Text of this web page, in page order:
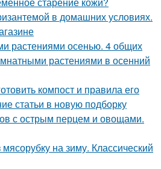
в домашних условиях.
растениями осенью. 4 общих
растениями в осенний
компост и правила его
статьи в новую подборку
с острым перцем и овощами.
на зиму. Классический